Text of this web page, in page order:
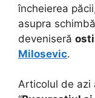
încheierea
asupra
deveniseră
Milosevic.
Articolul de azi